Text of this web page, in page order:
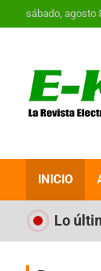
al
sábado, agosto
INICIO
Lo